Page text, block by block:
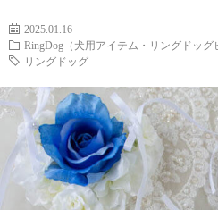
2025.01.16
RingDog（犬用アイテム・リングドッグ
リングドッグ